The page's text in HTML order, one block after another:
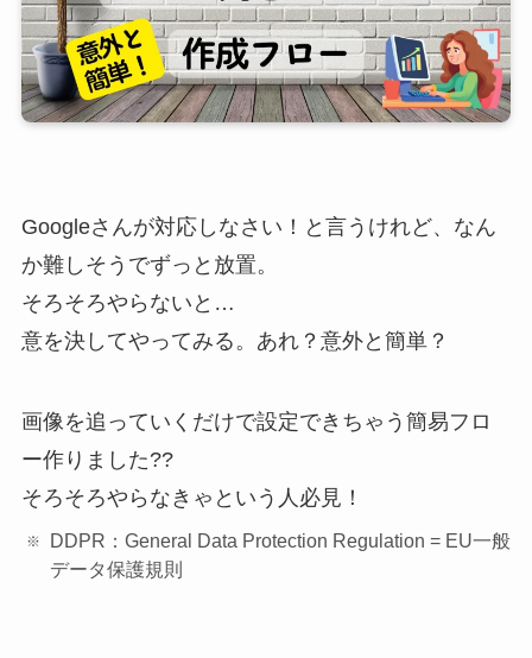
Googleさんが対応しなさい！と言うけれど、なん
か難しそうでずっと放置。
そろそろやらないと…
意を決してやってみる。あれ？意外と簡単？
画像を追っていくだけで設定できちゃう簡易フロ
ー作りました??
そろそろやらなきゃという人必見！
DDPR：General Data Protection Regulation = EU一般
データ保護規則